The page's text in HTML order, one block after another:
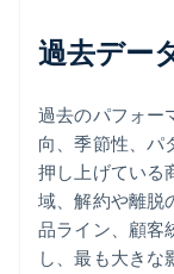
過去デー
過去のパフォー
向、季節性、パ
押し上げている
域、解約や離脱
品ライン、顧客
し、最も大きな